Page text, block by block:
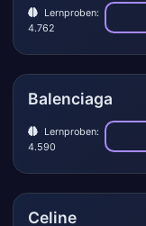
Lernproben:
4.762
Balenciaga
Lernproben:
4.590
Celine